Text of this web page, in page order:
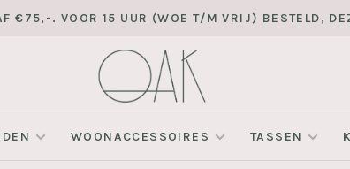
€75,-. VOOR 15 UUR (WOE T/M VRIJ) BESTELD,
WOONACCESSOIRES TASSEN